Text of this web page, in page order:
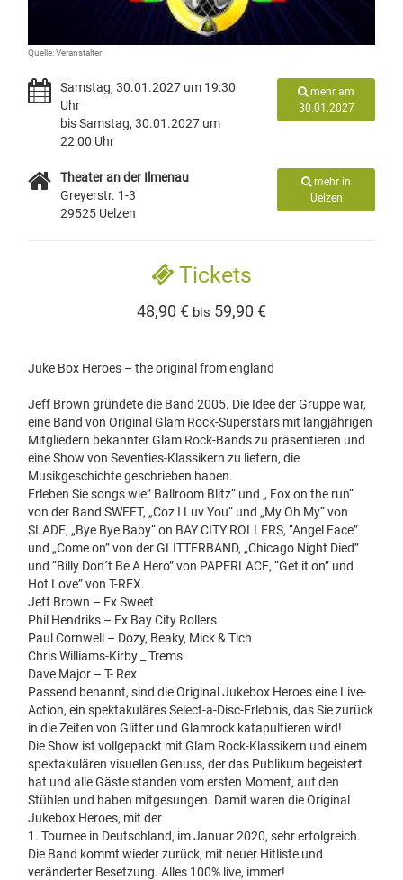
Quelle: Veranstalter
Samstag, 30.01.2027 um 19:30
Uhr
bis Samstag, 30.01.2027 um
22:00 Uhr
mehr am
30.01.2027
Theater an der Ilmenau
Greyerstr. 1-3
29525 Uelzen
mehr in
Uelzen
Tickets
48,90 € bis 59,90 €
Juke Box Heroes – the original from england
Jeff Brown gründete die Band 2005. Die Idee der Gruppe war,
eine Band von Original Glam Rock-Superstars mit langjährigen
Mitgliedern bekannter Glam Rock-Bands zu präsentieren und
eine Show von Seventies-Klassikern zu liefern, die
Musikgeschichte geschrieben haben.
Erleben Sie songs wie” Ballroom Blitz“ und „ Fox on the run“
von der Band SWEET, „Coz I Luv You“ und „My Oh My“ von
SLADE, „Bye Bye Baby“ on BAY CITY ROLLERS, “Angel Face”
und „Come on” von der GLITTERBAND, „Chicago Night Died”
und “Billy Don´t Be A Hero” von PAPERLACE, “Get it on” und
Hot Love” von T-REX.
Jeff Brown – Ex Sweet
Phil Hendriks – Ex Bay City Rollers
Paul Cornwell – Dozy, Beaky, Mick & Tich
Chris Williams-Kirby _ Trems
Dave Major – T- Rex
Passend benannt, sind die Original Jukebox Heroes eine Live-
Action, ein spektakuläres Select-a-Disc-Erlebnis, das Sie zurück
in die Zeiten von Glitter und Glamrock katapultieren wird!
Die Show ist vollgepackt mit Glam Rock-Klassikern und einem
spektakulären visuellen Genuss, der das Publikum begeistert
hat und alle Gäste standen vom ersten Moment, auf den
Stühlen und haben mitgesungen. Damit waren die Original
Jukebox Heroes, mit der
1. Tournee in Deutschland, im Januar 2020, sehr erfolgreich.
Die Band kommt wieder zurück, mit neuer Hitliste und
veränderter Besetzung. Alles 100% live, immer!